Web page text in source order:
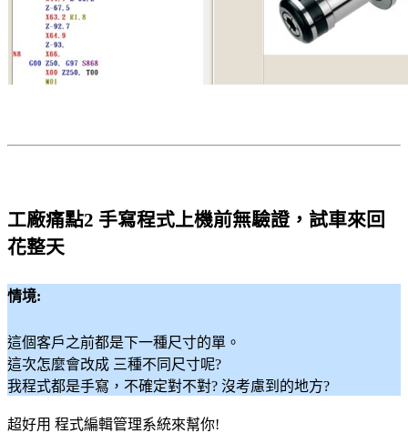
工廠痛點2 手寫程式上機前無驗證，試車來回
花整天
情境:
這個客戶之前都是下一種尺寸的單。
這次怎麼會改成 三種不同尺寸呢?
我程式都是手寫，不確定對不對? 沒考慮到的地方?
超好用 程式編輯管理系統來幫你!